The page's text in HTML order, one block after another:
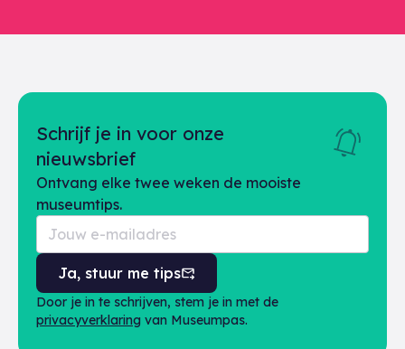
Schrijf je in voor onze
nieuwsbrief
Ontvang elke twee weken de mooiste
museumtips.
Ja, stuur me tips
Door je in te schrijven, stem je in met de
privacyverklaring van Museumpas.